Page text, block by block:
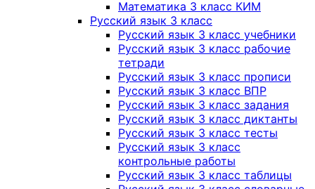
Математика 3 класс КИМ
Русский язык 3 класс
Русский язык 3 класс учебники
Русский язык 3 класс рабочие
тетради
Русский язык 3 класс прописи
Русский язык 3 класс ВПР
Русский язык 3 класс задания
Русский язык 3 класс диктанты
Русский язык 3 класс тесты
Русский язык 3 класс
контрольные работы
Русский язык 3 класс таблицы